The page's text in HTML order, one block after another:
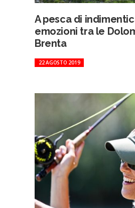
A pesca di
emozioni tra le
Brenta
22 AGOSTO 2019